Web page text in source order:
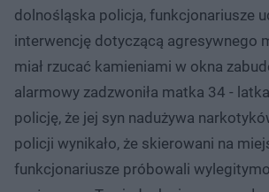
dolnośląska policja, funkcjonariusze
interwencję dotyczącą agresywnego
miał rzucać kamieniami w okna
alarmowy zadzwoniła matka 34 -
policję, że jej syn nadużywa
policji wynikało, że skierowani na
funkcjonariusze próbowali